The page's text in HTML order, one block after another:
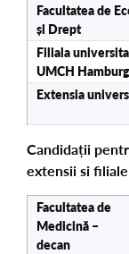
Facultatea de
și Drept
Filiala
UMCH Hamburg
Extensia
Candidații
extensii si
Facultatea de
Medicină –
decan